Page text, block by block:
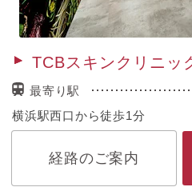
TCBスキンクリニッ
最寄り駅
横浜駅西口から徒歩1分
経路のご案内